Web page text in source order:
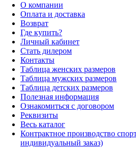
О компании
Оплата и доставка
Возврат
Где купить?
Личный кабинет
Стать дилером
Контакты
Таблица женских размеров
Таблица мужских размеров
Таблица детских размеров
Полезная информация
Ознакомиться с договором
Реквизиты
Весь каталог
Контрактное производство
индивидуальный заказ)